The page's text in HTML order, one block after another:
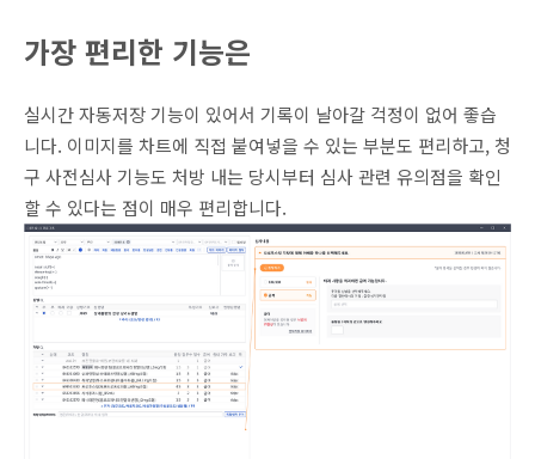
가장 편리한 기능은
실시간 자동저장 기능이 있어서 기록이 날아갈 걱정이 없어 좋습
니다. 이미지를 차트에 직접 붙여넣을 수 있는 부분도 편리하고, 청
구 사전심사 기능도 처방 내는 당시부터 심사 관련 유의점을 확인
할 수 있다는 점이 매우 편리합니다.